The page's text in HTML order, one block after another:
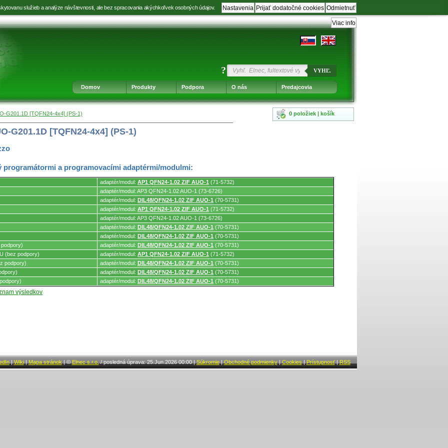
služieb a analýze návštevnosti, ale bez spracovania akýchkoľvek osobných údajov. Odmietnuť
Prijať dodatočné cookies
Nastavenia
Viac info
na
výber
jazyka
na
hlavnú
navigáciu
na
obsah
na
navigáciu
v
päte
? VYHĽ.
Domov Produkty Podpora O nás Predajcovia
0 položiek | košík
G201.1D [TQFN24-4x4] (PS-1)
G201.1D [TQFN24-4x4] (PS-1)
programátormi a programovacími adaptérmi/modulmi:
adaptér/modul: AP1 QFN24-1.02 ZIF AUO-1 (71-5732)
adaptér/modul: AP3 QFN24-1.02 AUO-1 (73-6726)
adaptér/modul: DIL48/QFN24-1.02 ZIF AUO-1 (70-5731)
adaptér/modul: AP1 QFN24-1.02 ZIF AUO-1 (71-5732)
adaptér/modul: AP3 QFN24-1.02 AUO-1 (73-6726)
adaptér/modul: DIL48/QFN24-1.02 ZIF AUO-1 (70-5731)
adaptér/modul: DIL48/QFN24-1.02 ZIF AUO-1 (70-5731)
adaptér/modul: DIL48/QFN24-1.02 ZIF AUO-1 (70-5731)
(bez podpory)
adaptér/modul: AP1 QFN24-1.02 ZIF AUO-1 (71-5732)
podpory)
adaptér/modul: DIL48/QFN24-1.02 ZIF AUO-1 (70-5731)
adaptér/modul: DIL48/QFN24-1.02 ZIF AUO-1 (70-5731)
adaptér/modul: DIL48/QFN24-1.02 ZIF AUO-1 (70-5731)
výsledkov
| Wiki| Mapa stránok | © Elnec s.r.o. / posledná úprava: 25.Jun.2026 00:00| Súkromie| Obchodné podmienky| Cookies | Prístupnosť| RSS